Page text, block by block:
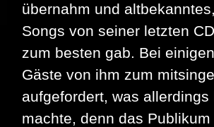
übernahm und
Songs von seiner letzten CD
zum besten gab. Bei
Gäste von ihm zum
aufgefordert, was allerdings
machte, denn das